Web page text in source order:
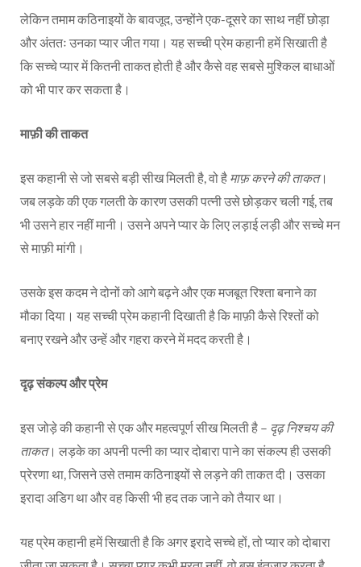
लेकिन तमाम कठिनाइयों के बावजूद, उन्होंने एक-दूसरे का साथ नहीं छोड़ा
और अंततः उनका प्यार जीत गया। यह सच्ची प्रेम कहानी हमें सिखाती है
कि सच्चे प्यार में कितनी ताकत होती है और कैसे वह सबसे मुश्किल बाधाओं
को भी पार कर सकता है।
माफ़ी की ताकत
इस कहानी से जो सबसे बड़ी सीख मिलती है, वो है माफ़ करने की ताकत।
जब लड़के की एक गलती के कारण उसकी पत्नी उसे छोड़कर चली गई, तब
भी उसने हार नहीं मानी। उसने अपने प्यार के लिए लड़ाई लड़ी और सच्चे मन
से माफ़ी मांगी।
उसके इस कदम ने दोनों को आगे बढ़ने और एक मजबूत रिश्ता बनाने का
मौका दिया। यह सच्ची प्रेम कहानी दिखाती है कि माफ़ी कैसे रिश्तों को
बनाए रखने और उन्हें और गहरा करने में मदद करती है।
दृढ़ संकल्प और प्रेम
इस जोड़े की कहानी से एक और महत्वपूर्ण सीख मिलती है – दृढ़ निश्चय की
ताकत। लड़के का अपनी पत्नी का प्यार दोबारा पाने का संकल्प ही उसकी
प्रेरणा था, जिसने उसे तमाम कठिनाइयों से लड़ने की ताकत दी। उसका
इरादा अडिग था और वह किसी भी हद तक जाने को तैयार था।
यह प्रेम कहानी हमें सिखाती है कि अगर इरादे सच्चे हों, तो प्यार को दोबारा